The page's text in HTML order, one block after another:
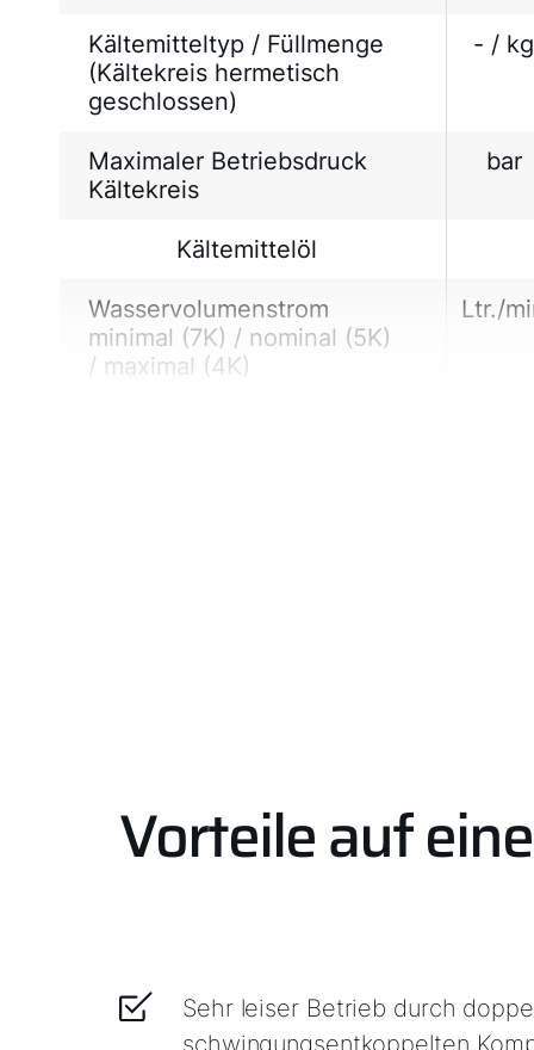
Kältemitteltyp / Füllmenge
(Kältekreis hermetisch
geschlossen)
- / kg
Maximaler Betriebsdruck
Kältekreis
bar
Kältemittelöl
Wasservolumenstrom
minimal (7K) / nominal (5K)
/ maximal (4K)
Ltr./
Vorteile auf
Sehr leiser Betrieb durch
schwingungsentkoppelten